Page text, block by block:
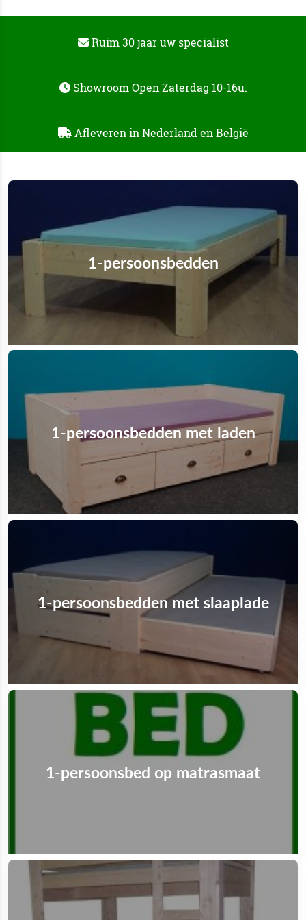
Ruim 30 jaar uw specialist
Showroom Open Zaterdag 10-16u.
Afleveren in Nederland en België
1-persoonsbedden
1-persoonsbedden met laden
1-persoonsbedden met slaaplade
1-persoonsbed op matrasmaat